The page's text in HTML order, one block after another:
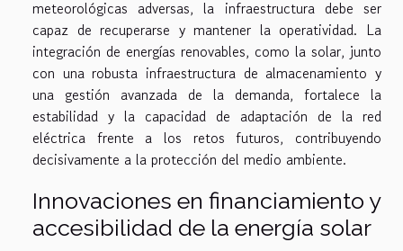
meteorológicas adversas, la infraestructura debe ser
capaz de recuperarse y mantener la operatividad. La
integración de energías renovables, como la solar, junto
con una robusta infraestructura de almacenamiento y
una gestión avanzada de la demanda, fortalece la
estabilidad y la capacidad de adaptación de la red
eléctrica frente a los retos futuros, contribuyendo
decisivamente a la protección del medio ambiente.
Innovaciones en financiamiento y
accesibilidad de la energía solar